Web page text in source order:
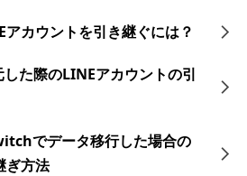
カウントを引き継ぐには？
した際のLINEアカウントの引
でデータ移行した場合の
ぎ方法